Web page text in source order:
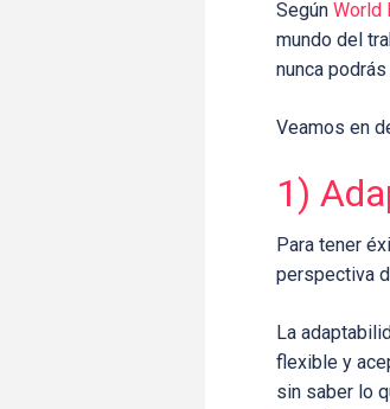
Según World
mundo del
nunca
Veamos en
1)
Para tener
perspectiva
La
flexible y
sin saber lo